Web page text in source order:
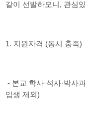
같이 선발하오니, 관심
1. 지원자격 (동시 충족)
- 본교 학사·석사·박사
입생 제외)